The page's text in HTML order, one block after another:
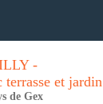
-
terrasse et jardin
de Gex